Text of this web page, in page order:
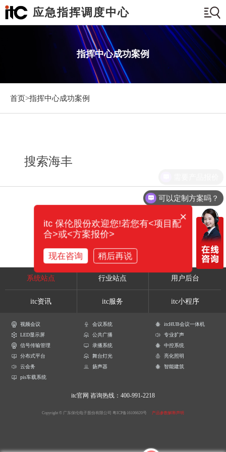
应急指挥调度中心
指挥中心成功案例
首页>指挥中心成功案例
搜索海丰
系统站点 行业站点 用户后台
itc资讯 itc服务 itc小程序
视频会议 会议系统
itcHUB会议一体机
LED显示屏
公共广播
专业扩声
信号传输管理
录播系统
中控系统
分布式平台
舞台灯光
亮化照明
云会务
扬声器
智能建筑
pis车载系统
itc官网 咨询热线：400-991-2218
Copyright © 广东保伦电子股份有限公司 粤ICP备16106620号 产品参数解释声明
可以定制方案吗？
×
itc 保伦股份欢迎您!若您有<项目配
合>或<方案报价>
现在咨询 稍后再说